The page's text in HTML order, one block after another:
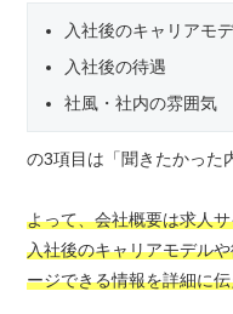
入社後のキャリアモ
入社後の待遇
社風・社内の雰囲気
の3項目は「聞きたかった
よって、会社概要は求人
入社後のキャリアモデル
ージできる情報を詳細に